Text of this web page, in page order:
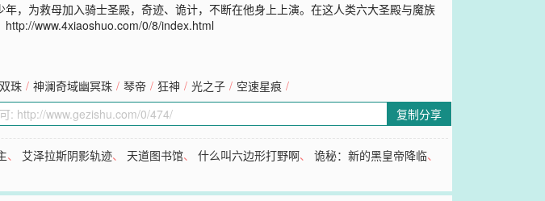
，为救母加入骑士圣殿，奇迹、诡计，不断在他身上上演。在这人类六大圣殿与魔族
www.4xiaoshuo.com/0/8/index.html
珠 / 神澜奇域幽冥珠 / 琴帝 / 狂神 / 光之子 / 空速星痕 /
复制分享
、 艾泽拉斯阴影轨迹、 天道图书馆、什么叫六边形打野啊、诡秘：新的黑皇帝降临、